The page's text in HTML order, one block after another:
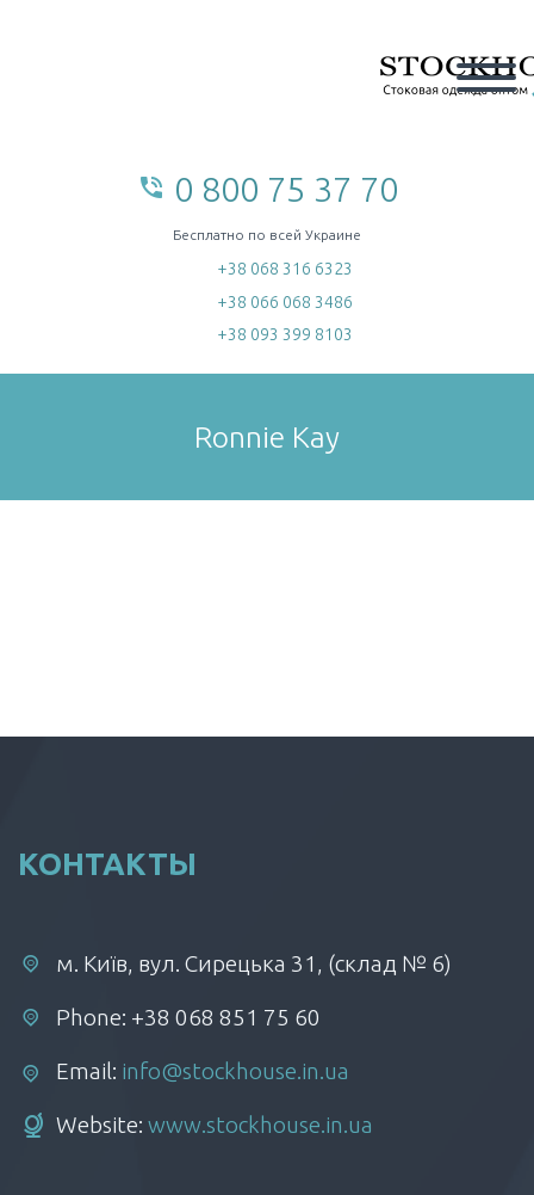
phone_in_talk 0 800 75 37 70
Бесплатно по всей Украине
+38 068 316 6323
+38 066 068 3486
+38 093 399 8103
Ronnie Kay
КОНТАКТЫ
м. Київ, вул. Сирецька 31, (склад № 6)
Phone: +38 068 851 75 60
Email: info@stockhouse.in.ua
Website: www.stockhouse.in.ua